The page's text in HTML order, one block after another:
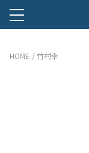
HOME 竹村幸